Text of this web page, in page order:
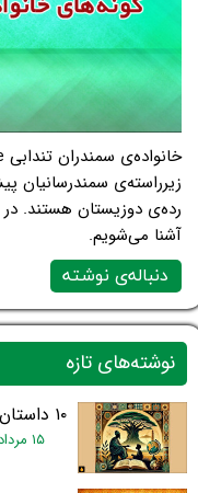
زیرراسته‌ی سمندرسانیان
آشنا می‌شویم.
دنباله‌ی نوشته
۱۰ داستان کوتاه لقمان
۱۵ مرداد ۰۵
نوشته‌های تازه